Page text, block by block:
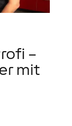
–
mit